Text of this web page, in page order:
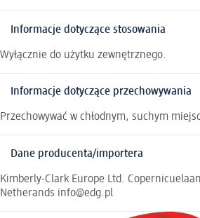
Informacje dotyczące stosowania
Wyłącznie do użytku zewnętrznego.
Informacje dotyczące przechowywania
Przechowywać w chłodnym, suchym
Dane producenta/importera
Kimberly-Clark Europe Ltd. Copernicuelaan
Netherands info@edg.pl